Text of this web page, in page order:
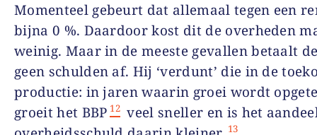
Momenteel gebeurt dat allemaal tegen een
bijna 0 %. Daardoor kost dit de overheden
weinig. Maar in de meeste gevallen betaalt
geen schulden af. Hij ‘verdunt’ die in de
productie: in jaren waarin groei wordt
groeit het BBP 12 veel sneller en is het
13